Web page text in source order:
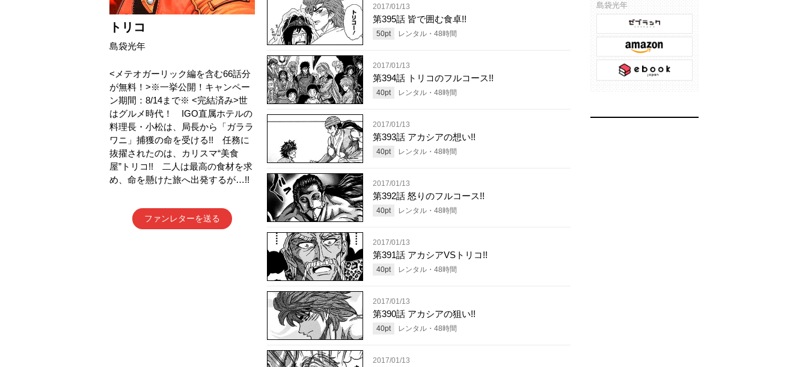
トリコ
島袋光年
<メテオガーリック編を含む66話分
が無料！>※一挙公開！キャンペー
ン期間：8/14まで※ <完結済み>世
はグルメ時代！ IGO直属ホテルの
料理長・小松は、局長から「ガララ
ワニ」捕獲の命を受ける!! 任務に
抜擢されたのは、カリスマ“美食
屋”トリコ!! 二人は最高の食材を求
め、命を懸けた旅へ出発するが…!!
ファンレターを送る
2017/01/13
第395話 皆で囲む食卓!!
50pt レンタル・ 48時間
2017/01/13
第394話 トリコのフルコース!!
40pt レンタル・ 48時間
2017/01/13
第393話 アカシアの想い!!
40pt レンタル・ 48時間
2017/01/13
第392話 怒りのフルコース!!
40pt レンタル・ 48時間
2017/01/13
第391話 アカシアVSトリコ!!
40pt レンタル・ 48時間
2017/01/13
第390話 アカシアの狙い!!
40pt レンタル・ 48時間
2017/01/13
島袋光年